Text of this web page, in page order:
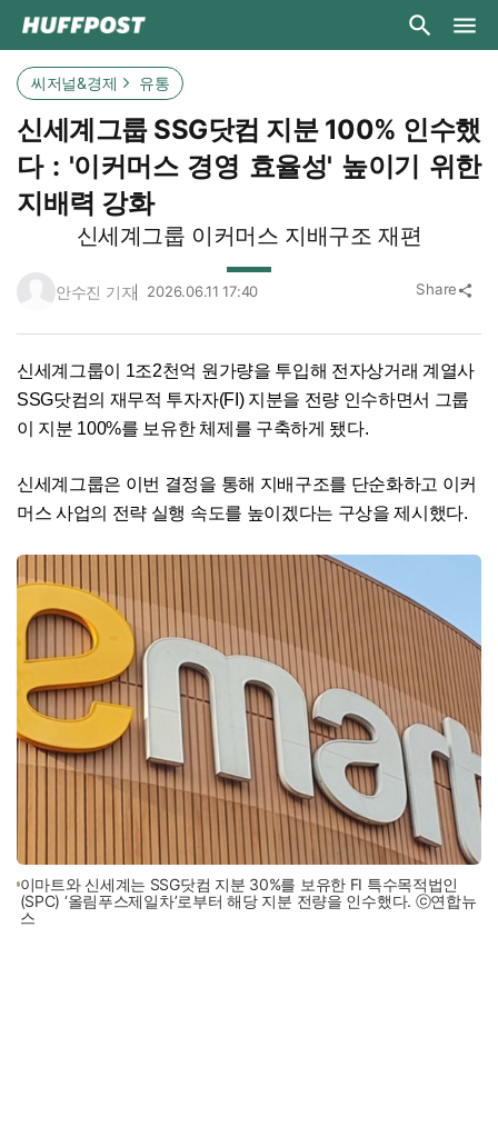
씨저널&경제 유통
신세계그룹 SSG닷컴 지분 100% 인수했
다 : '이커머스 경영 효율성' 높이기 위한
지배력 강화
신세계그룹 이커머스 지배구조 재편
안수진 기자 2026.06.11 17:40 Share share
신세계그룹이 1조2천억 원가량을 투입해 전자상거래 계열사
SSG닷컴의 재무적 투자자(FI) 지분을 전량 인수하면서 그룹
이 지분 100%를 보유한 체제를 구축하게 됐다.
신세계그룹은 이번 결정을 통해 지배구조를 단순화하고 이커
머스 사업의 전략 실행 속도를 높이겠다는 구상을 제시했다.
이마트와 신세계는 SSG닷컴 지분 30%를 보유한 FI 특수목적법인
(SPC) ‘올림푸스제일차’로부터 해당 지분 전량을 인수했다. ⓒ연합뉴
스